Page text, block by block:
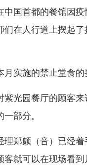
首都的餐馆因疫
们在人行道上摆起
施的禁止堂食的
园餐厅的顾客来
部分。
颇（音）已经着
客就可以在现场看到